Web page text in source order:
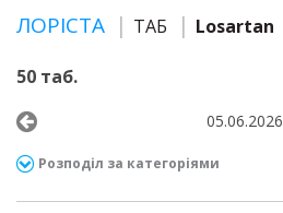
ЛОРІСТА ТАБ Losartan
50 таб.
05.06.2026
Розподіл за категоріями